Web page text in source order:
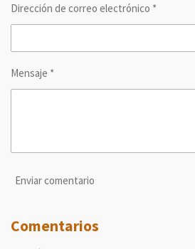
Dirección de correo electrónico *
Mensaje *
Enviar comentario
Comentarios